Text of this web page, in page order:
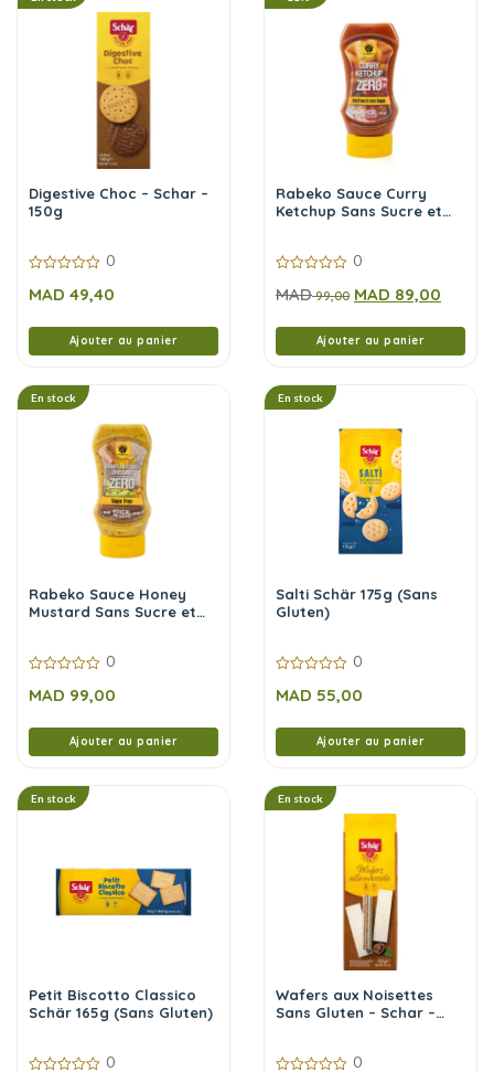
Digestive Choc – Schar –
150g
sur
0
MAD 49,40
Ajouter au panier
Rabeko Sauce Curry
Ketchup Sans Sucre et
sur
0
MAD99,00 MAD 89,00
Ajouter au panier
En stock
Rabeko Sauce Honey
Mustard Sans Sucre et
sur
0
MAD 99,00
Ajouter au panier
En stock
Salti Schär 175g (Sans
Gluten)
sur
0
MAD 55,00
Ajouter au panier
En stock
Petit Biscotto Classico
Schär 165g (Sans Gluten)
0
En stock
Wafers aux Noisettes
Sans Gluten – Schar –
0